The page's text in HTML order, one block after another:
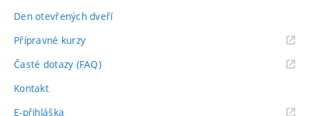
Den otevřených dveří
Přípravné kurzy
Časté dotazy (FAQ)
Kontakt
E-přihláška